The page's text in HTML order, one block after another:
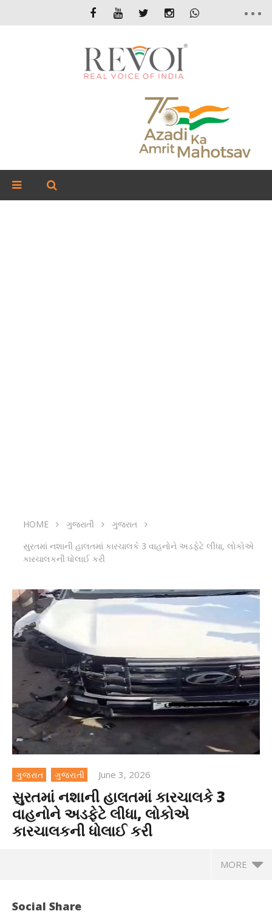
HOME ગુજરાતી
ગુજરાત
સુરતમાં નશાની હાલતમાં કારચાલકે 3 વાહનોને અડફેટે લીધા, લોકોએ
કારચાલકની ધોલાઈ કરી
ગુજરાત ગુજરાતી June 3, 2026
સુરતમાં નશાની હાલતમાં કારચાલકે 3
વાહનોને અડફેટે લીધા, લોકોએ
કારચાલકની ધોલાઈ કરી
MORE
Social Share